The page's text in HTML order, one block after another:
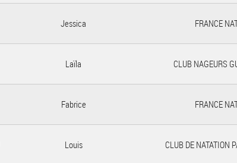
Jessica FRANCE
Laïla CLUB NAGEURS
Fabrice FRANCE
Louis CLUB DE NATATION